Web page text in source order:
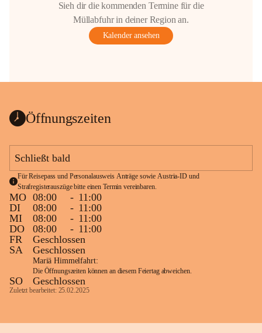
Sieh dir die kommenden Termine für die
Müllabfuhr in deiner Region an.
Kalender ansehen
Öffnungszeiten
Schließt bald
Für Reisepass und Personalausweis Anträge sowie Austria-ID und
Strafregisterauszüge bitte einen Termin vereinbaren.
MO 08:00 - 11:00
DI
08:00 - 11:00
MI
08:00 - 11:00
DO
08:00 - 11:00
FR
Geschlossen
SA
Geschlossen
Mariä Himmelfahrt:
Die Öffnungszeiten können an diesem Feiertag abweichen.
SO Geschlossen
Zuletzt bearbeitet: 25.02.2025